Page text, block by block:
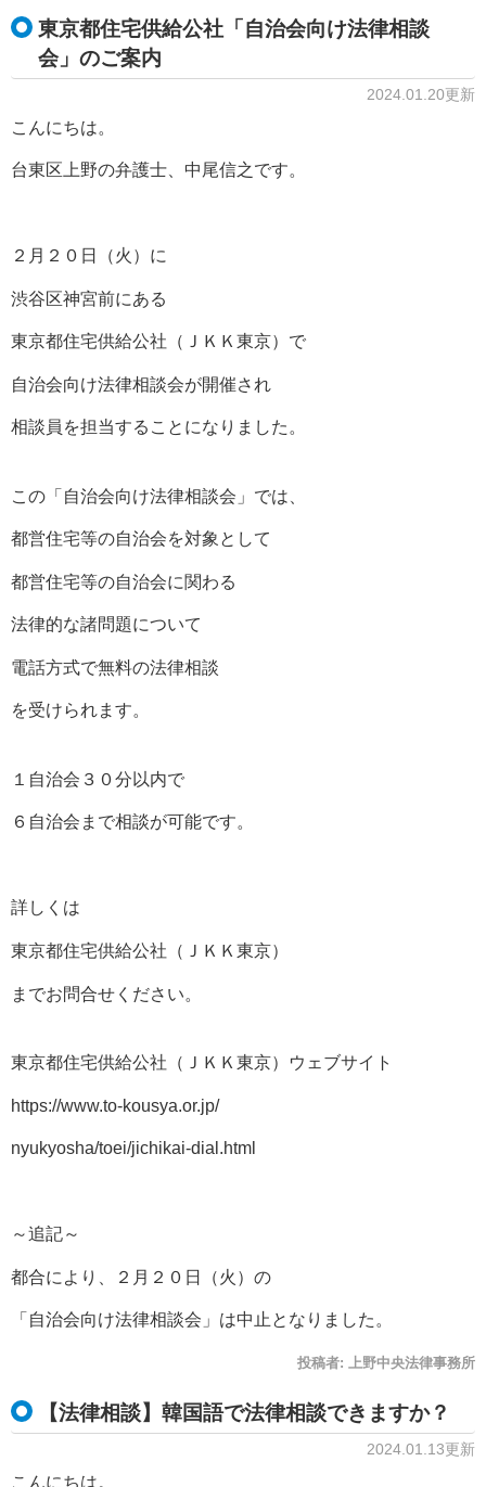
東京都住宅供給公社「自治会向け法律相談
会」のご案内
2024.01.20更新
こんにちは。
台東区上野の弁護士、中尾信之です。
２月２０日（火）に
渋谷区神宮前にある
東京都住宅供給公社（ＪＫＫ東京）で
自治会向け法律相談会が開催され
相談員を担当することになりました。
この「自治会向け法律相談会」では、
都営住宅等の自治会を対象として
都営住宅等の自治会に関わる
法律的な諸問題について
電話方式で無料の法律相談
を受けられます。
１自治会３０分以内で
６自治会まで相談が可能です。
詳しくは
東京都住宅供給公社（ＪＫＫ東京）
までお問合せください。
東京都住宅供給公社（ＪＫＫ東京）ウェブサイト
https://www.to-kousya.or.jp/
nyukyosha/toei/jichikai-dial.html
～追記～
都合により、２月２０日（火）の
「自治会向け法律相談会」は中止となりました。
投稿者: 上野中央法律事務所
【法律相談】韓国語で法律相談できますか？
2024.01.13更新
こんにちは。